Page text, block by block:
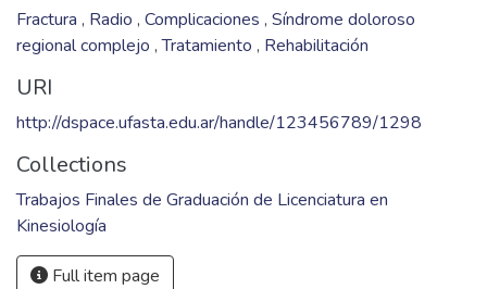
Fractura , Radio , Complicaciones , Síndrome doloroso
regional complejo ,Tratamiento , Rehabilitación
URI
http://dspace.ufasta.edu.ar/handle/123456789/1298
Collections
Trabajos Finales de Graduación de Licenciatura en
Kinesiología
Full item page